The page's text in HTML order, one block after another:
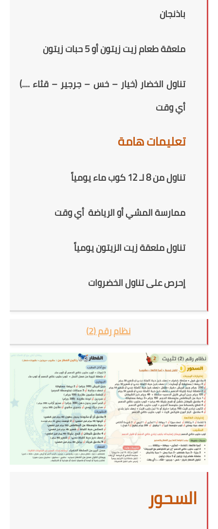
باذنجان
ملعقة طعام زيت زيتون أو 5 حبات زيتون
تناول الخضار (خيار – خس – جرجير – قثاء ....)
أي وقت
تعليمات هامة
تناول من 8 لـ 12 كوب ماء يومياً
ممارسة المشي أو الرياضة أي وقت
تناول ملعقة زيت الزيتون يومياً
إحرص على تناول الخضروات
نظام رقم (2)
السحور